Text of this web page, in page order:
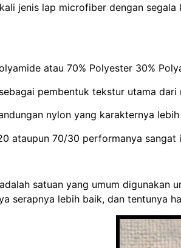
jenis lap microfiber dengan
atau 70% Polyester 30%
pembentuk tekstur utama
nylon yang karakternya
ataupun 70/30 performanya
adalah satuan yang umum digunakan
serapnya lebih baik, dan tentunya